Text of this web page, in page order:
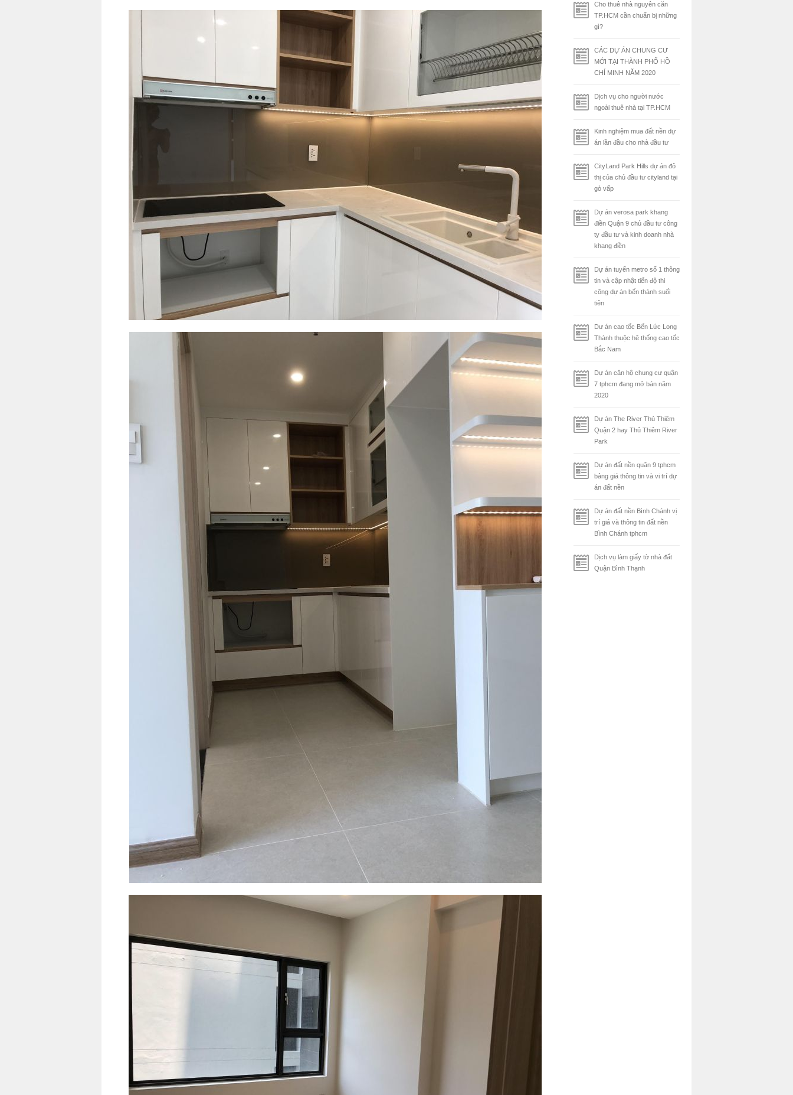
Cho thuê nhà nguyên căn
TP.HCM cần chuẩn bị những
gì?
CÁC DỰ ÁN CHUNG CƯ
MỚI TẠI THÀNH PHỐ HỒ
CHÍ MINH NĂM 2020
Dịch vụ cho người nước
ngoài thuê nhà tại TP.HCM
Kinh nghiệm mua đất nền dự
án lần đầu cho nhà đầu tư
CityLand Park Hills dự án đô
thị của chủ đầu tư cityland tại
gò vấp
Dự án verosa park khang
điền Quận 9 chủ đầu tư công
ty đầu tư và kinh doanh nhà
khang điền
Dự án tuyến metro số 1 thông
tin và cập nhật tiến độ thi
công dự án bến thành suối
tiên
Dư án cao tốc Bến Lức Long
Thành thuộc hê thống cao tốc
Bắc Nam
Dự án căn hộ chung cư quận
7 tphcm đang mở bán năm
2020
Dự án The River Thủ Thiêm
Quận 2 hay Thủ Thiêm River
Park
Dự án đất nền quân 9 tphcm
bảng giá thông tin và vi trí dự
án đất nền
Dự án đất nền Bình Chánh vị
trí giá và thông tin đất nền
Bình Chánh tphcm
Dịch vụ làm giấy tờ nhà đất
Quận Bình Thạnh